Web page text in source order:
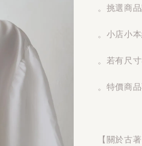
。挑選商
。小店小
。若有尺
。特價商
【關於古著